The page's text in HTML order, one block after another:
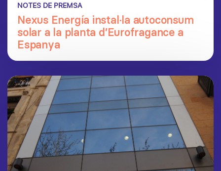
NOTES DE PREMSA
Nexus Energía instal·la autoconsum
solar a la planta d’Eurofragance a
Espanya